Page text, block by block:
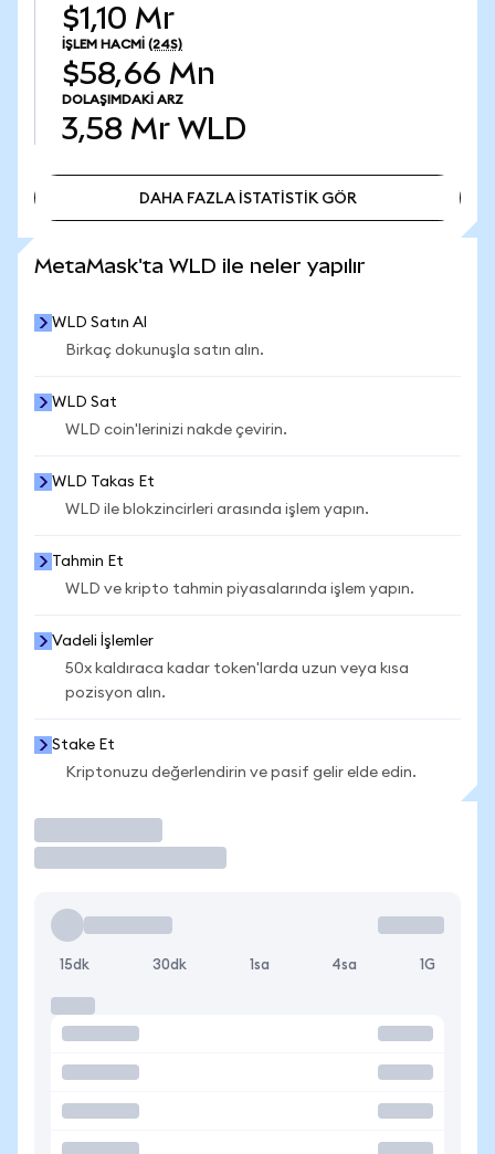
$1,10 Mr
İŞLEM HACMI (24S)
$58,66 Mn
DOLAŞIMDAKI ARZ
3,58 Mr WLD
DAHA FAZLA İSTATİSTİK GÖR
MetaMask'ta WLD ile neler yapılır
WLD Satın Al
Birkaç dokunuşla satın alın.
WLD Sat
WLD coin'lerinizi nakde çevirin.
WLD Takas Et
WLD ile blokzincirleri arasında işlem yapın.
Tahmin Et
WLD ve kripto tahmin piyasalarında işlem yapın.
Vadeli İşlemler
50x kaldıraca kadar token'larda uzun veya kısa
pozisyon alın.
Stake Et
Kriptonuzu değerlendirin ve pasif gelir elde edin.
15dk 30dk 1sa 4sa 1G